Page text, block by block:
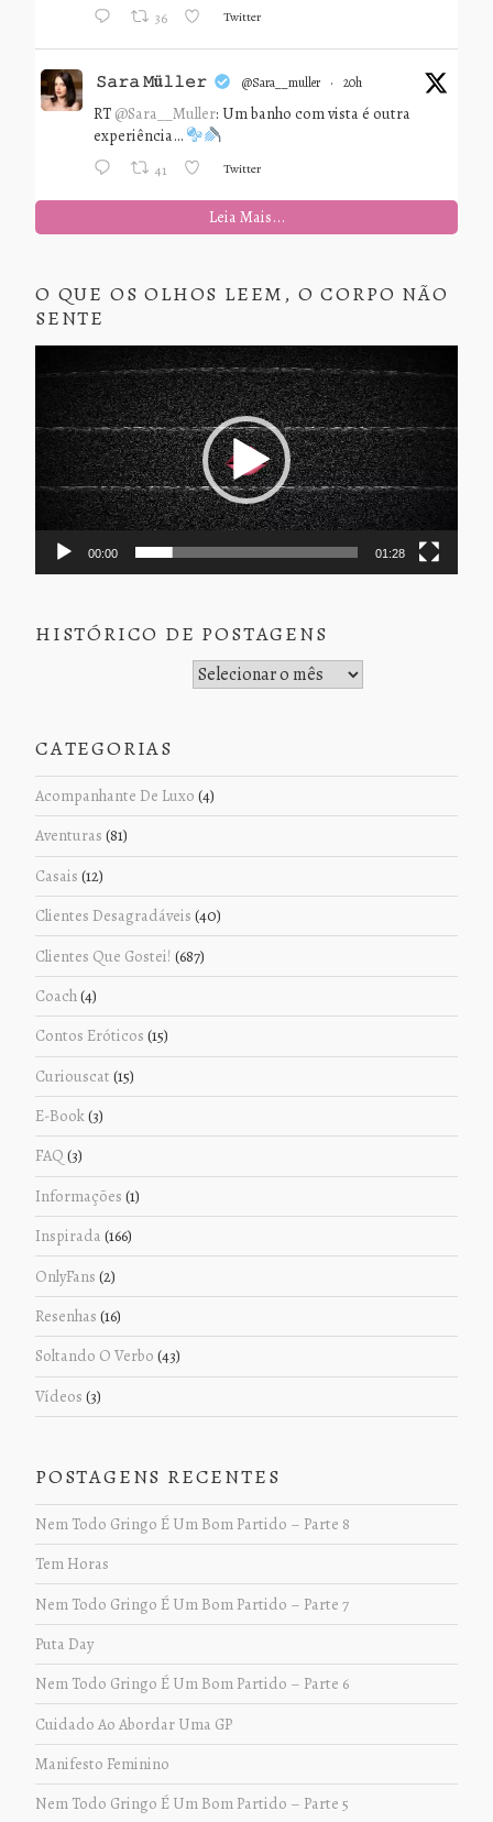
36 Twitter
𝚂𝚊𝚛𝚊 𝙼ü𝚕𝚕𝚎𝚛 @sara__muller · 20h
RT @Sara__Muller: Um banho com vista é outra
experiência…
41 Twitter
Leia Mais...
O QUE OS OLHOS LEEM, O CORPO NÃO
SENTE
de
vídeo
00:00 01:28
HISTÓRICO DE POSTAGENS
CATEGORIAS
Acompanhante De Luxo (4)
Aventuras (81)
Casais (12)
Clientes Desagradáveis (40)
Clientes Que Gostei! (687)
Coach(4)
Contos Eróticos (15)
Curiouscat (15)
E-Book(3)
FAQ (3)
Informações (1)
Inspirada (166)
OnlyFans (2)
Resenhas (16)
Soltando O Verbo (43)
Vídeos (3)
POSTAGENS RECENTES
Nem Todo Gringo É Um Bom Partido – Parte 8
Tem Horas
Nem Todo Gringo É Um Bom Partido – Parte 7
Puta Day
Nem Todo Gringo É Um Bom Partido – Parte 6
Cuidado Ao Abordar Uma GP
Manifesto Feminino
Nem Todo Gringo É Um Bom Partido – Parte 5